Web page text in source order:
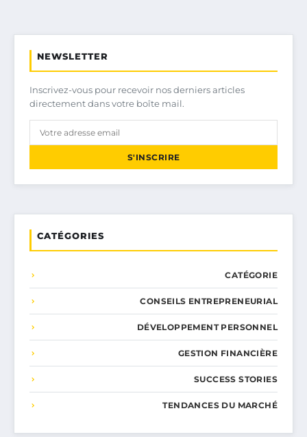
NEWSLETTER
Inscrivez-vous pour recevoir nos derniers articles
directement dans votre boîte mail.
S'INSCRIRE
CATÉGORIES
CATÉGORIE
CONSEILS ENTREPRENEURIAL
DÉVELOPPEMENT PERSONNEL
GESTION FINANCIÈRE
SUCCESS STORIES
TENDANCES DU MARCHÉ